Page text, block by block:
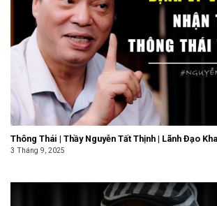
Thông Thái | Thầy Nguyễn Tất Thịnh | Lãnh Đạo
3 Tháng 9, 2025